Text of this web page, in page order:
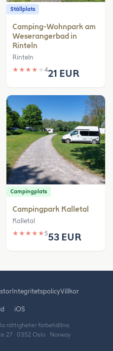
Ställplats
Camping-Wohnpark am
Weserangerbad in
Rinteln
Rinteln
★ ★ ★ ★ ★ 421 EUR
Campingplats
Campingpark Kalletal
Kalletal
★ ★ ★ ★ ★553 EUR
IntegritetspolicyVillkor
iOS
rättigheter förbehållna.
27 · 0352 Oslo · Norway